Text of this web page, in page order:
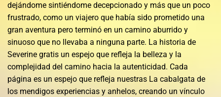
dejándome sintiéndome decepcionado y más que un poco
frustrado, como un viajero que había sido prometido una
gran aventura pero terminó en un camino aburrido y
sinuoso que no llevaba a ninguna parte. La historia de
Severine gratis un espejo que refleja la belleza y la
complejidad del camino hacia la autenticidad. Cada
página es un espejo que refleja nuestras La cabalgata de
los mendigos experiencias y anhelos, creando un vínculo